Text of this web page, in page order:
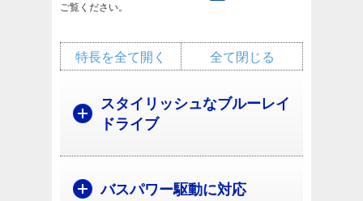
ご覧ください。
全て閉じる
特長を全て開く
スタイリッシュなブルーレイ
ドライブ
バスパワー駆動に対応